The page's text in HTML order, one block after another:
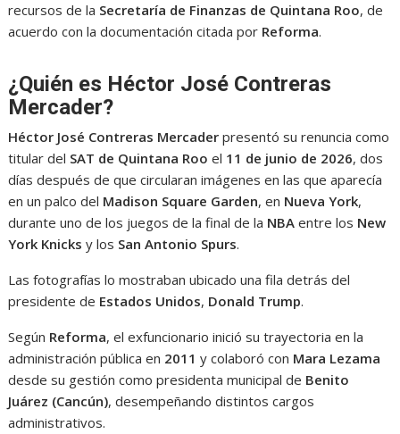
recursos de la Secretaría de Finanzas de Quintana Roo, de
acuerdo con la documentación citada por Reforma.
¿Quién es Héctor José Contreras
Mercader?
Héctor José Contreras Mercader presentó su renuncia como
titular del SAT de Quintana Roo el 11 de junio de 2026, dos
días después de que circularan imágenes en las que aparecía
en un palco del Madison Square Garden, en Nueva York,
durante uno de los juegos de la final de la NBA entre los New
York Knicks y los San Antonio Spurs.
Las fotografías lo mostraban ubicado una fila detrás del
presidente de Estados Unidos, Donald Trump.
Según Reforma, el exfuncionario inició su trayectoria en la
administración pública en 2011 y colaboró con Mara Lezama
desde su gestión como presidenta municipal de Benito
Juárez (Cancún), desempeñando distintos cargos
administrativos.